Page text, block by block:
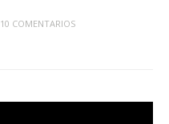
10 COMENTARIOS